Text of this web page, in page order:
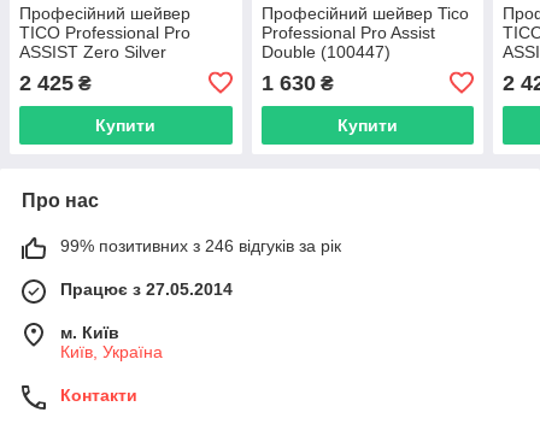
Професійний шейвер
TICO Professional Pro
ASSIST Zero Silver
2 425 ₴
Купити
Професійний шейвер Tico
Professional Pro Assist
Double (100447)
1 630₴
Купити
2
Про нас
99% позитивних з 246 відгуків за рік
Працює з 27.05.2014
м. Київ
Київ, Україна
Контакти